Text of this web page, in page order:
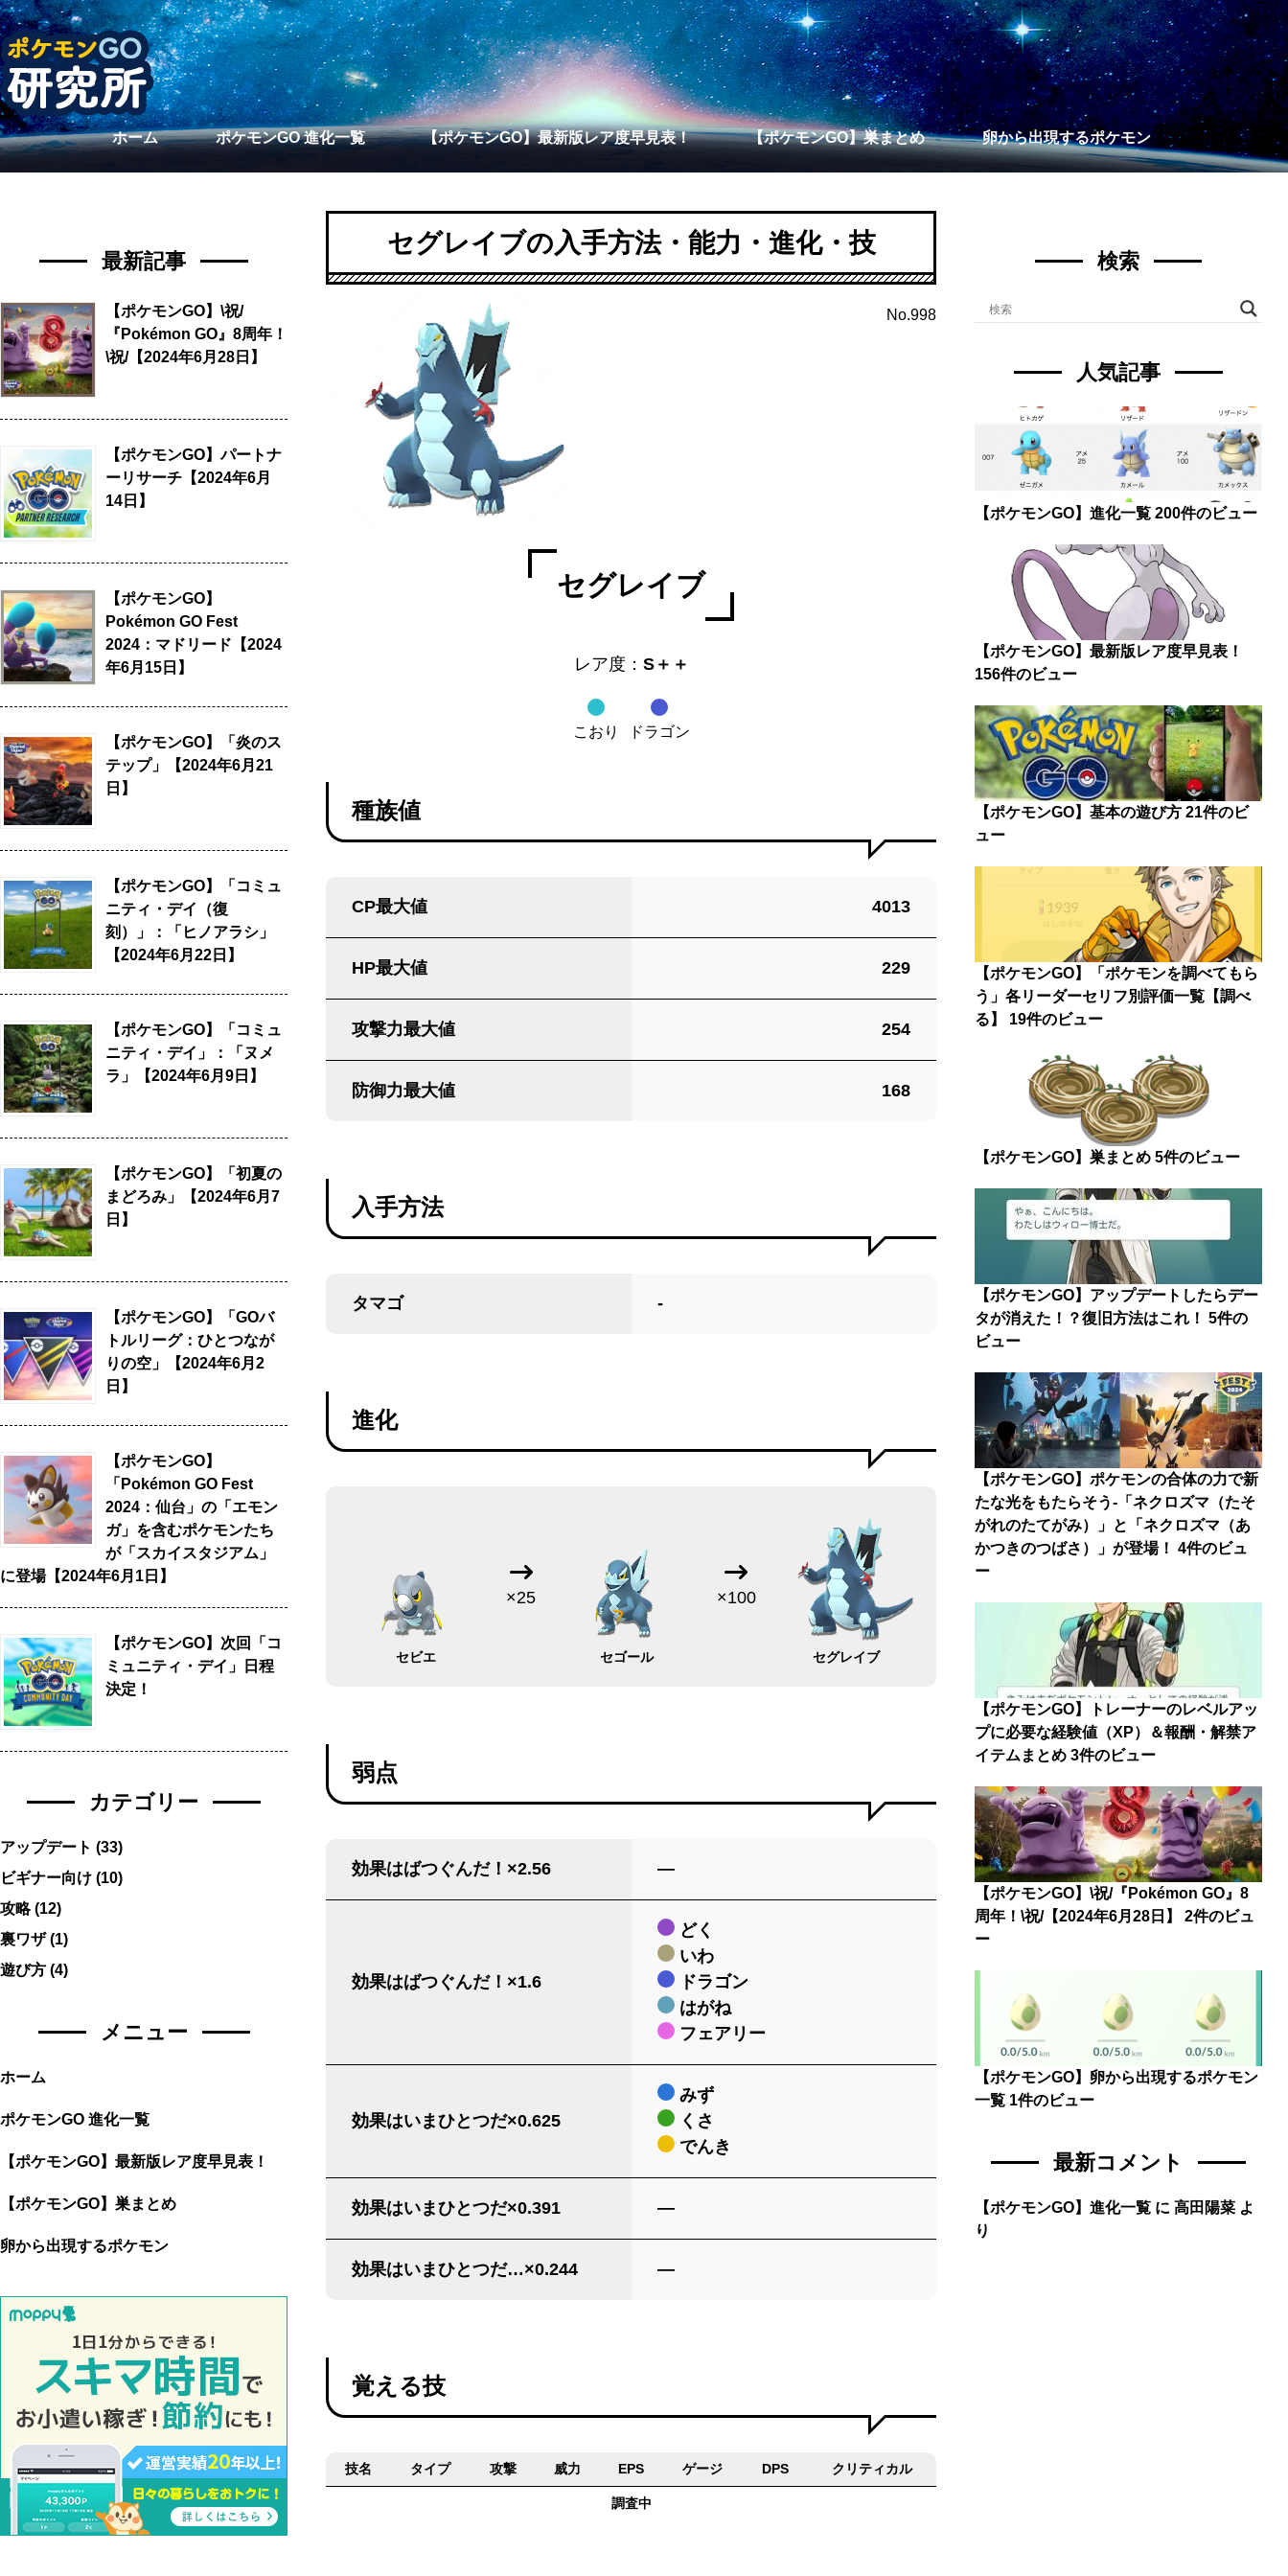
ホーム ポケモンGO 進化一覧 【ポケモンGO】最新版レア度早見表！ 【ポケモンGO】巣まとめ 卵から出現するポケモン
セグレイブの入手方法・能力・進化・技
No.998
セグレイブ
レア度： S＋＋
こおり ドラゴン
種族値
CP最大値 4013
HP最大値 229
攻撃力最大値 254
防御力最大値 168
入手方法
タマゴ -
進化
セビエ
×25
セゴール
×100
セグレイブ
弱点
効果はばつぐんだ！×2.56 ―
効果はばつぐんだ！×1.6
どく
いわ
ドラゴン
はがね
フェアリー
効果はいまひとつだ×0.625
みず
くさ
でんき
効果はいまひとつだ×0.391 ―
効果はいまひとつだ…×0.244 ―
覚える技
技名 タイプ 攻撃 威力 EPS ゲージ DPS クリティカル
調査中
最新記事
【ポケモンGO】\祝/
『Pokémon GO』8周年！
\祝/【2024年6月28日】
【ポケモンGO】パートナ
ーリサーチ【2024年6月
14日】
【ポケモンGO】
Pokémon GO Fest
2024：マドリード【2024
年6月15日】
【ポケモンGO】「炎のス
テップ」【2024年6月21
日】
【ポケモンGO】「コミュ
ニティ・デイ（復
刻）」：「ヒノアラシ」
【2024年6月22日】
【ポケモンGO】「コミュ
ニティ・デイ」：「ヌメ
ラ」【2024年6月9日】
【ポケモンGO】「初夏の
まどろみ」【2024年6月7
日】
【ポケモンGO】「GOバ
トルリーグ：ひとつなが
りの空」【2024年6月2
日】
【ポケモンGO】
「Pokémon GO Fest
2024：仙台」の「エモン
ガ」を含むポケモンたち
が「スカイスタジアム」
に登場【2024年6月1日】
【ポケモンGO】次回「コ
ミュニティ・デイ」日程
決定！
カテゴリー
アップデート (33)
ビギナー向け (10)
攻略(12)
裏ワザ(1)
遊び方 (4)
メニュー
ホーム
ポケモンGO 進化一覧
【ポケモンGO】最新版レア度早見表！
【ポケモンGO】巣まとめ
卵から出現するポケモン
検索
人気記事
【ポケモンGO】進化一覧 200件のビュー
【ポケモンGO】最新版レア度早見表！
156件のビュー
【ポケモンGO】基本の遊び方 21件のビ
ュー
【ポケモンGO】「ポケモンを調べてもら
う」各リーダーセリフ別評価一覧【調べ
る】
19件のビュー
【ポケモンGO】巣まとめ 5件のビュー
【ポケモンGO】アップデートしたらデー
タが消えた！？復旧方法はこれ！ 5件の
ビュー
【ポケモンGO】ポケモンの合体の力で新
たな光をもたらそう-「ネクロズマ（たそ
がれのたてがみ）」と「ネクロズマ（あ
かつきのつばさ）」が登場！ 4件のビュ
ー
【ポケモンGO】トレーナーのレベルアッ
プに必要な経験値（XP）＆報酬・解禁ア
イテムまとめ 3件のビュー
【ポケモンGO】\祝/『Pokémon GO』8
周年！\祝/【2024年6月28日】
2件のビュ
ー
【ポケモンGO】卵から出現するポケモン
一覧 1件のビュー
最新コメント
【ポケモンGO】進化一覧 に高田陽菜 よ
り